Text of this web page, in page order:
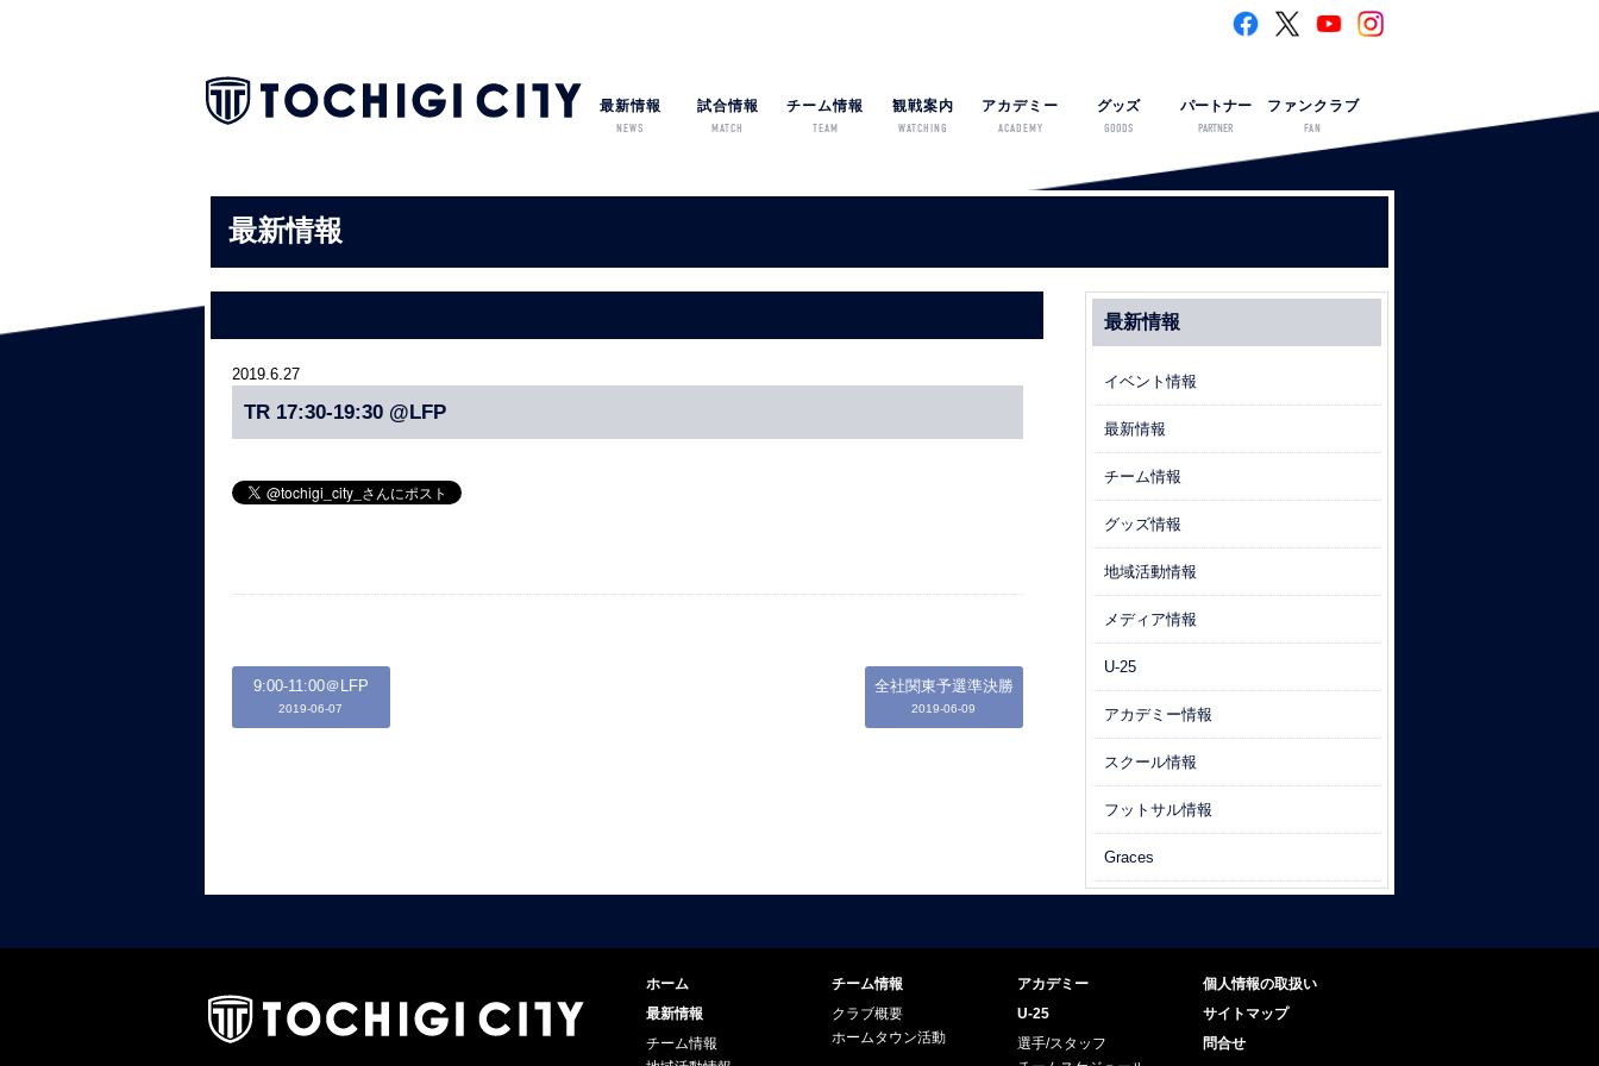
最新情報
NEWS
試合情報
MATCH
チーム情報
TEAM
観戦案内
WATCHING
アカデミー
ACADEMY
グッズ
GOODS
パートナー
PARTNER
ファンクラブ
FAN
最新情報
2019.6.27
TR 17:30-19:30 @LFP
9:00-11:00＠LFP
2019-06-07
全社関東予選準決勝
2019-06-09
最新情報
イベント情報
最新情報
チーム情報
グッズ情報
地域活動情報
メディア情報
U-25
アカデミー情報
スクール情報
フットサル情報
Graces
ホーム
最新情報
チーム情報
チーム情報
クラブ概要
ホームタウン活動
アカデミー
U-25
選手/スタッフ
個人情報の取扱い
サイトマップ
問合せ